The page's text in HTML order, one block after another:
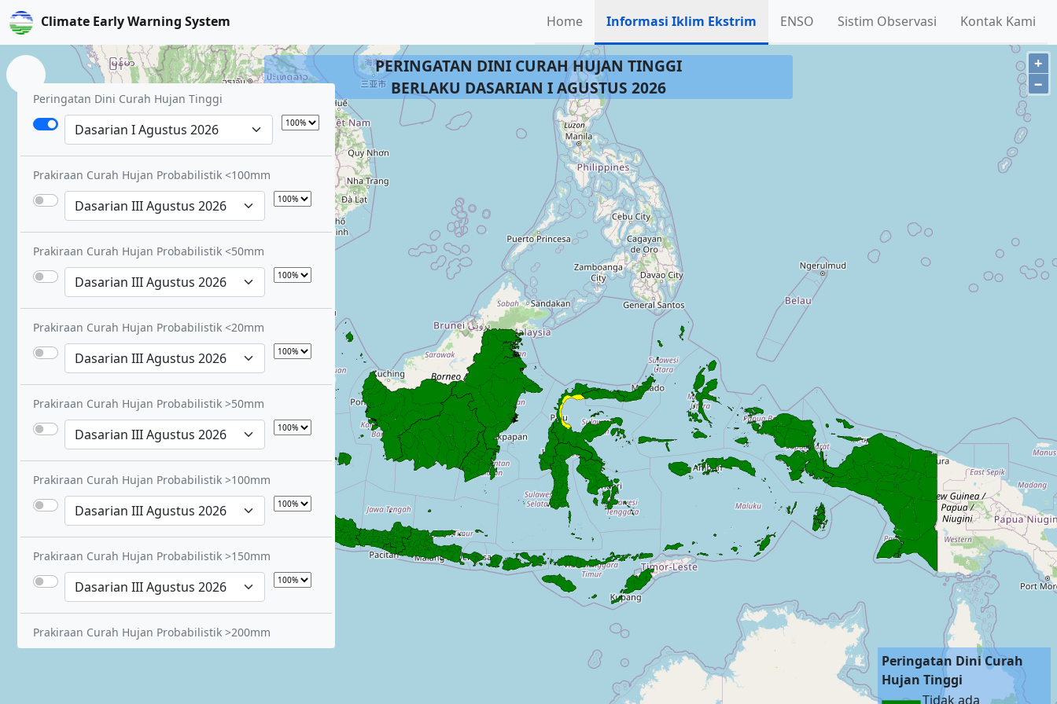
Climate Early Warning System Home Informasi Iklim Ekstrim ENSO Sistim Observasi Kontak Kami
+
−
Peringatan Dini Curah Hujan Tinggi
Prakiraan Curah Hujan Probabilistik <100mm
Prakiraan Curah Hujan Probabilistik <50mm
Prakiraan Curah Hujan Probabilistik <20mm
Prakiraan Curah Hujan Probabilistik >50mm
Prakiraan Curah Hujan Probabilistik >100mm
Prakiraan Curah Hujan Probabilistik >150mm
Prakiraan Curah Hujan Probabilistik >200mm
PERINGATAN DINI CURAH HUJAN TINGGI
BERLAKU DASARIAN I AGUSTUS 2026
Peringatan Dini Curah
Hujan Tinggi
Tidak ada